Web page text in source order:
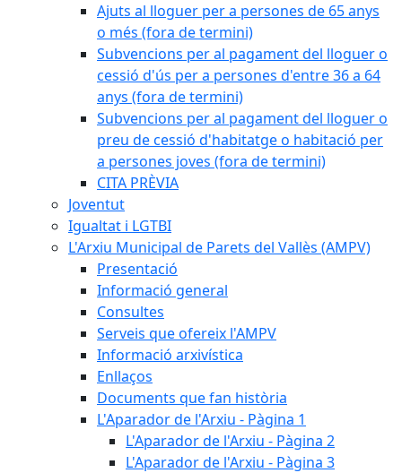
Ajuts al lloguer per a persones de 65 anys
o més (fora de termini)
Subvencions per al pagament del lloguer o
cessió d'ús per a persones d'entre 36 a 64
anys (fora de termini)
Subvencions per al pagament del lloguer o
preu de cessió d'habitatge o habitació per
a persones joves (fora de termini)
CITA PRÈVIA
Joventut
Igualtat i LGTBI
L'Arxiu Municipal de Parets del Vallès (AMPV)
Presentació
Informació general
Consultes
Serveis que ofereix l'AMPV
Informació arxivística
Enllaços
Documents que fan història
L'Aparador de l'Arxiu - Pàgina 1
L'Aparador de l'Arxiu - Pàgina 2
L'Aparador de l'Arxiu - Pàgina 3